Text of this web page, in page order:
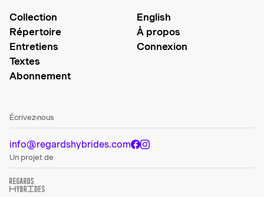
Collection
Répertoire
Entretiens
Textes
Abonnement
English
À propos
Connexion
Écrivez-nous
info@regardshybrides.com
Un projet de